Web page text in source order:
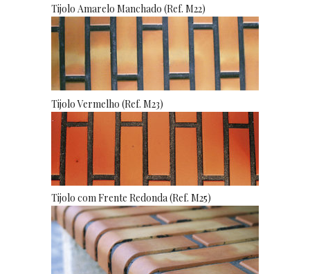
Tijolo Amarelo Manchado (Ref. M22)
Tijolo Vermelho (Ref. M23)
Tijolo com Frente Redonda (Ref. M25)